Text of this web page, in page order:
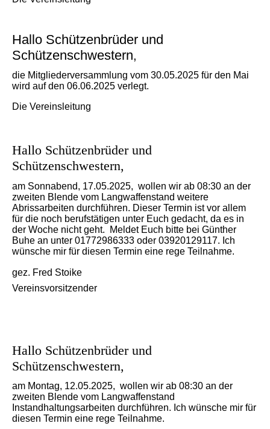
Hallo Schützenbrüder und
Schützenschwestern,
die Mitgliederversammlung vom 30.05.2025 für den Mai
wird auf den 06.06.2025 verlegt.
Die Vereinsleitung
Hallo Schützenbrüder und
Schützenschwestern,
am Sonnabend, 17.05.2025, wollen wir ab 08:30 an der
zweiten Blende vom Langwaffenstand weitere
Abrissarbeiten durchführen. Dieser Termin ist vor allem
für die noch berufstätigen unter Euch gedacht, da es in
der Woche nicht geht. Meldet Euch bitte bei Günther
Buhe an unter 01772986333 oder 03920129117. Ich
wünsche mir für diesen Termin eine rege Teilnahme.
gez. Fred Stoike
Vereinsvorsitzender
Hallo Schützenbrüder und
Schützenschwestern,
am Montag, 12.05.2025, wollen wir ab 08:30 an der
zweiten Blende vom Langwaffenstand
Instandhaltungsarbeiten durchführen. Ich wünsche mir für
diesen Termin eine rege Teilnahme.